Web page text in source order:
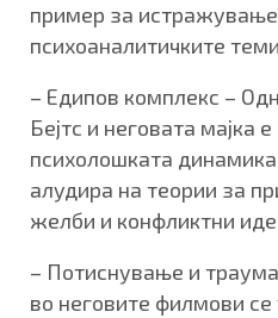
пример за
психоаналитичките
– Едипов комплекс –
Бејтс и неговата мајка
психолошката
алудира на теории за
желби и конфликтни
– Потиснување и
во неговите филмови